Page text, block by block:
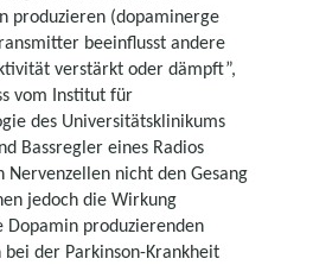
produzieren (dopaminerge
beeinflusst andere
verstärkt oder dämpft”,
vom Institut für
des Universitätsklinikums
Bassregler eines Radios
nicht den Gesang
jedoch die Wirkung
Dopamin produzierenden
der Parkinson-Krankheit